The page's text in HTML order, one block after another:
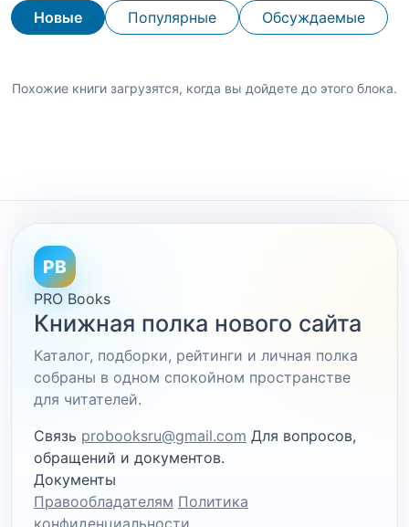
Новые Популярные Обсуждаемые
Похожие книги загрузятся, когда вы дойдете до этого блока.
PB
PRO Books
Книжная полка нового сайта
Каталог, подборки, рейтинги и личная полка
собраны в одном спокойном пространстве
для читателей.
Связь probooksru@gmail.com Для вопросов,
обращений и документов.
Документы
Правообладателям Политика